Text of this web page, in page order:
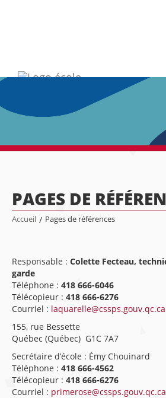
PAGES DE
Accueil / Pages de références
Responsable : Colette Fecteau,
garde
Téléphone : 418 666-6046
Télécopieur : 418 666-6276
Courriel : laquarelle@cssps.gouv.qc.ca
155, rue Bessette
Québec (Québec) G1C 7A7
Secrétaire d’école : Émy Chouinard
Téléphone : 418 666-4562
Télécopieur : 418 666-6276
Courriel : primerose@cssps.gouv.qc.ca